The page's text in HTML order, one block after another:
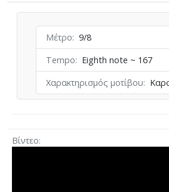
Μέτρο
9/8
Tempo
Eighth note ~ 167
Χαρακτηρισμός μοτίβου
Βίντεο